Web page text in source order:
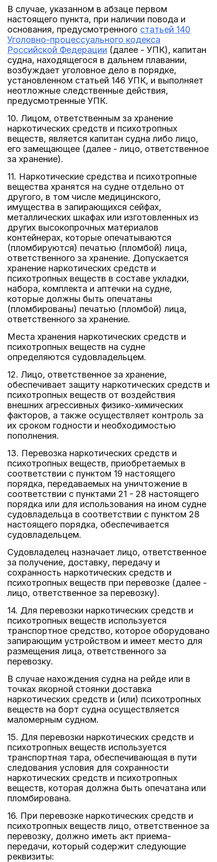
В случае, указанном в абзаце первом
настоящего пункта, при наличии повода и
основания, предусмотренного статьей 140
Уголовно-процессуального кодекса
Российской Федерации (далее - УПК), капитан
судна, находящегося в дальнем плавании,
возбуждает уголовное дело в порядке,
установленном статьей 146 УПК, и выполняет
неотложные следственные действия,
предусмотренные УПК.
10. Лицом, ответственным за хранение
наркотических средств и психотропных
веществ, является капитан судна либо лицо,
его замещающее (далее - лицо, ответственное
за хранение).
11. Наркотические средства и психотропные
вещества хранятся на судне отдельно от
другого, в том числе медицинского,
имущества в запирающихся сейфах,
металлических шкафах или изготовленных из
других высокопрочных материалов
контейнерах, которые опечатываются
(пломбируются) печатью (пломбой) лица,
ответственного за хранение. Допускается
хранение наркотических средств и
психотропных веществ в составе укладки,
набора, комплекта и аптечки на судне,
которые должны быть опечатаны
(пломбированы) печатью (пломбой) лица,
ответственного за хранение.
Места хранения наркотических средств и
психотропных веществ на судне
определяются судовладельцем.
12. Лицо, ответственное за хранение,
обеспечивает защиту наркотических средств и
психотропных веществ от воздействия
внешних агрессивных физико-химических
факторов, а также осуществляет контроль за
их сроком годности и необходимостью
пополнения.
13. Перевозка наркотических средств и
психотропных веществ, приобретаемых в
соответствии с пунктом 19 настоящего
порядка, передаваемых на уничтожение в
соответствии с пунктами 21 - 28 настоящего
порядка или для использования на ином судне
судовладельца в соответствии с пунктом 28
настоящего порядка, обеспечивается
судовладельцем.
Судовладелец назначает лицо, ответственное
за получение, доставку, передачу и
сохранность наркотических средств и
психотропных веществ при перевозке (далее -
лицо, ответственное за перевозку).
14. Для перевозки наркотических средств и
психотропных веществ используется
транспортное средство, которое оборудовано
запирающим устройством и имеет место для
размещения лица, ответственного за
перевозку.
В случае нахождения судна на рейде или в
точках якорной стоянки доставка
наркотических средств и (или) психотропных
веществ на борт судна осуществляется
маломерным судном.
15. Для перевозки наркотических средств и
психотропных веществ используется
транспортная тара, обеспечивающая в пути
следования условия для сохранности
наркотических средств и психотропных
веществ, которая должна быть опечатана или
пломбирована.
16. При перевозке наркотических средств и
психотропных веществ лицо, ответственное за
перевозку, должно иметь акт приема-
передачи, который содержит следующие
реквизиты: